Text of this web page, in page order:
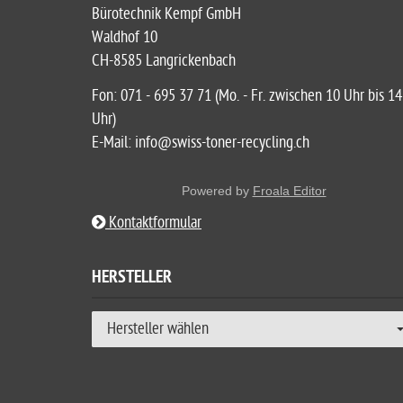
Bürotechnik Kempf GmbH
Waldhof 10
CH-8585 Langrickenbach
Fon: 071 - 695 37 71 (Mo. - Fr. zwischen 10 Uhr bis 14
Uhr)
E-Mail: info@swiss-toner-recycling.ch
Powered by Froala Editor
Kontaktformular
HERSTELLER
Hersteller wählen